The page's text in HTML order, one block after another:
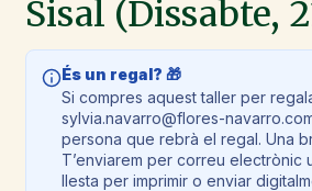
Sisal (Dissabte,
És un regal? 🎁
Si compres aquest taller per
sylvia.navarro@flores-
persona que rebrà el regal. Una
T’enviarem per correu electrònic
llesta per imprimir o enviar